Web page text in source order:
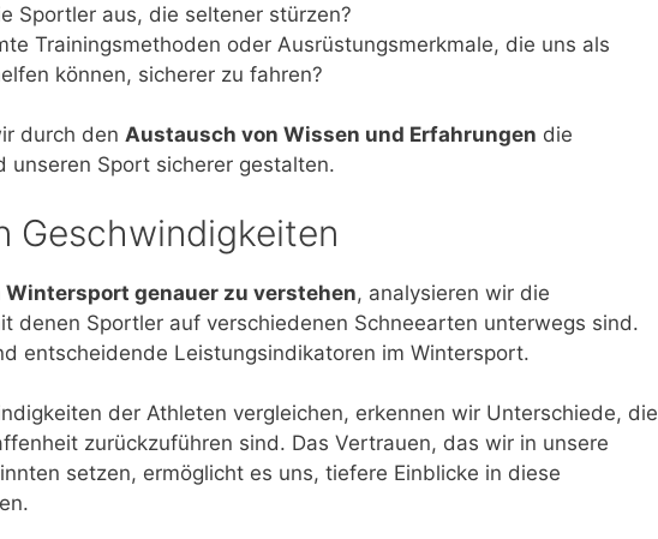
Sportler aus, die seltener stürzen?
Trainingsmethoden oder Ausrüstungsmerkmale, die uns als
können, sicherer zu fahren?
durch den Austausch von Wissen und Erfahrungen die
unseren Sport sicherer gestalten.
Geschwindigkeiten
Wintersport genauer zu verstehen, analysieren wir die
denen Sportler auf verschiedenen Schneearten unterwegs sind.
entscheidende Leistungsindikatoren im Wintersport.
der Athleten vergleichen, erkennen wir Unterschiede, die
zurückzuführen sind. Das Vertrauen, das wir in unsere
setzen, ermöglicht es uns, tiefere Einblicke in diese